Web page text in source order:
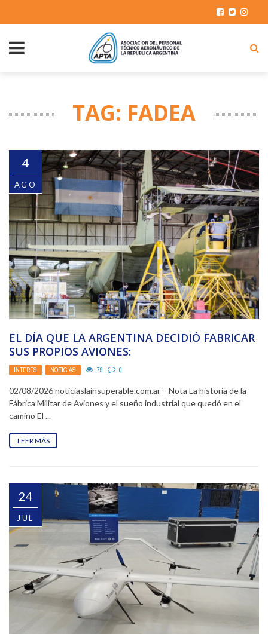
TAG: FADEA
4
AGO
EL DÍA QUE LA ARGENTINA DECIDIÓ FABRICAR
SUS PROPIOS AVIONES:
INTERÉS , NOTICIAS 79 0
02/08/2026 noticiaslainsuperable.com.ar – Nota La historia de la
Fábrica Militar de Aviones y el sueño industrial que quedó en el
camino El ...
LEER MÁS
24
JUL